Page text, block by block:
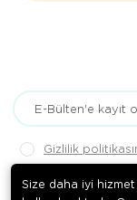
Gizlilik
Size daha iyi